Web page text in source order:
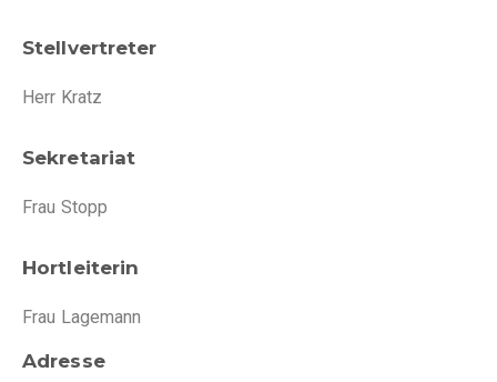
Stellvertreter
Herr Kratz
Sekretariat
Frau Stopp
Hortleiterin
Frau Lagemann
Adresse